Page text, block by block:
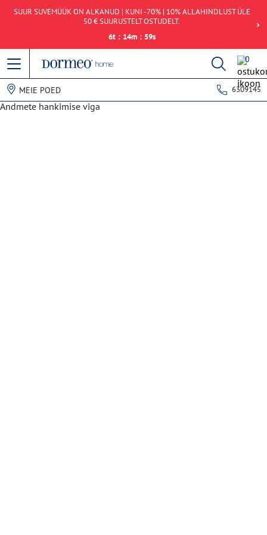
SUUR SUVEMÜÜK ON ALKANUD | KUNI -70% | 10% ALLAHINDLUST ÜLE
50 € SUURUSTELT OSTUDELT.
6t : 14m : 59s
0
MEIE POED 6309145
Andmete hankimise viga